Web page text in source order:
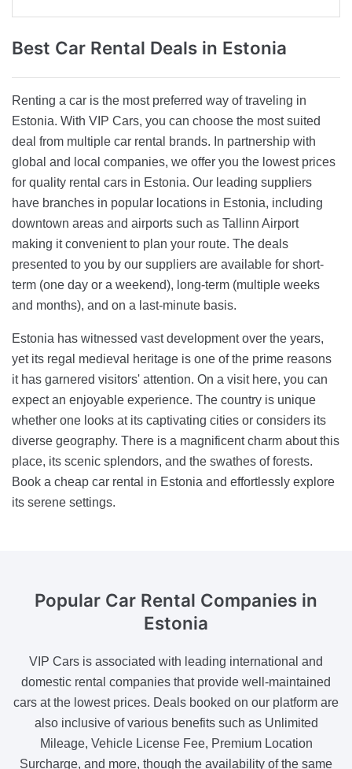
Best Car Rental Deals in Estonia
Renting a car is the most preferred way of traveling in
Estonia. With VIP Cars, you can choose the most suited
deal from multiple car rental brands. In partnership with
global and local companies, we offer you the lowest prices
for quality rental cars in Estonia. Our leading suppliers
have branches in popular locations in Estonia, including
downtown areas and airports such as Tallinn Airport
making it convenient to plan your route. The deals
presented to you by our suppliers are available for short-
term (one day or a weekend), long-term (multiple weeks
and months), and on a last-minute basis.
Estonia has witnessed vast development over the years,
yet its regal medieval heritage is one of the prime reasons
it has garnered visitors' attention. On a visit here, you can
expect an enjoyable experience. The country is unique
whether one looks at its captivating cities or considers its
diverse geography. There is a magnificent charm about this
place, its scenic splendors, and the swathes of forests.
Book a cheap car rental in Estonia and effortlessly explore
its serene settings.
Popular Car Rental Companies in
Estonia
VIP Cars is associated with leading international and
domestic rental companies that provide well-maintained
cars at the lowest prices. Deals booked on our platform are
also inclusive of various benefits such as Unlimited
Mileage, Vehicle License Fee, Premium Location
Surcharge, and more, though the availability of the same